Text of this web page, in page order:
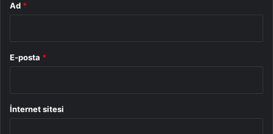
Ad *
E-posta *
İnternet sitesi